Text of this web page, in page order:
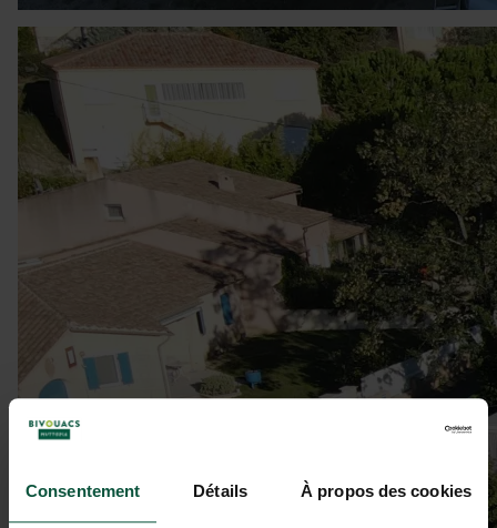
Consentement Détails À propos des cookies